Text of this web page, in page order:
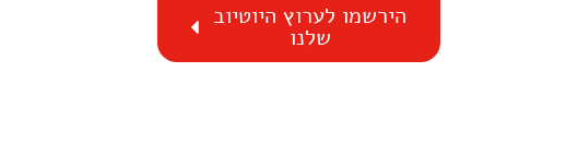
הירשמו לערוץ היוטיוב
שלנו